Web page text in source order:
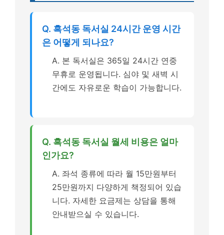
Q. 흑석동 독서실 24시간 운영 시간
은 어떻게 되나요?
A. 본 독서실은 365일 24시간 연중
무휴로 운영됩니다. 심야 및 새벽 시
간에도 자유로운 학습이 가능합니다.
Q. 흑석동 독서실 월세 비용은 얼마
인가요?
A. 좌석 종류에 따라 월 15만원부터
25만원까지 다양하게 책정되어 있습
니다. 자세한 요금제는 상담을 통해
안내받으실 수 있습니다.